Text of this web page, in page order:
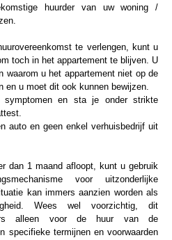
huurder van uw woning /
te verlengen, kunt u
toch in het appartement te blijven. U
waarom u het appartement niet op de
en u moet dit ook kunnen bewijzen.
symptomen en sta je onder strikte
auto en geen enkel verhuisbedrijf uit
dan 1 maand afloopt, kunt u gebruik
voor uitzonderlijke
kan immers aanzien worden als
Wees wel voorzichtig, dit
alleen voor de huur van de
specifieke termijnen en voorwaarden